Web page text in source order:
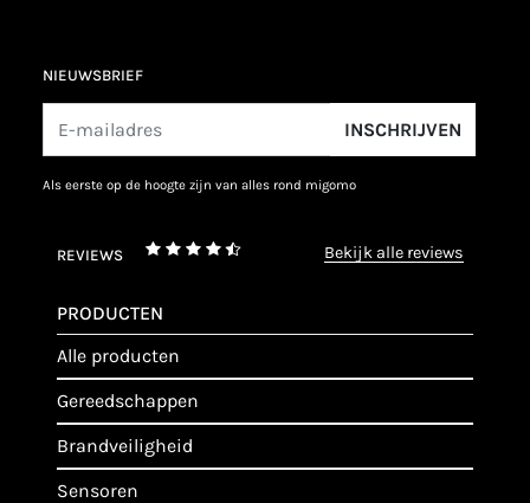
NIEUWSBRIEF
INSCHRIJVEN
als eerste op de hoogte zijn van alles rond migomo
REVIEWS bekijk alle reviews
PRODUCTEN
alle producten
gereedschappen
brandveiligheid
sensoren